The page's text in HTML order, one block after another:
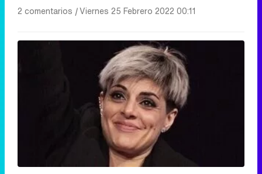
2 comentarios |Viernes 25 Febrero 2022 00:11